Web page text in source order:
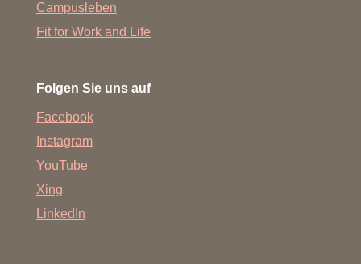
Campusleben
Fit for Work and Life
Folgen Sie uns auf
Facebook
Instagram
YouTube
Xing
LinkedIn